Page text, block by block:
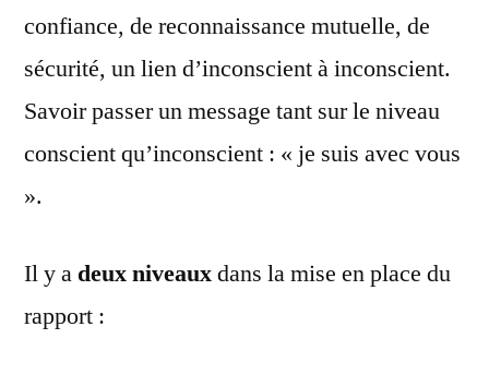
confiance, de reconnaissance mutuelle, de
sécurité, un lien d’inconscient à inconscient.
Savoir passer un message tant sur le niveau
conscient qu’inconscient : « je suis avec vous
».
Il y a deux niveauxdans la mise en place du
rapport :